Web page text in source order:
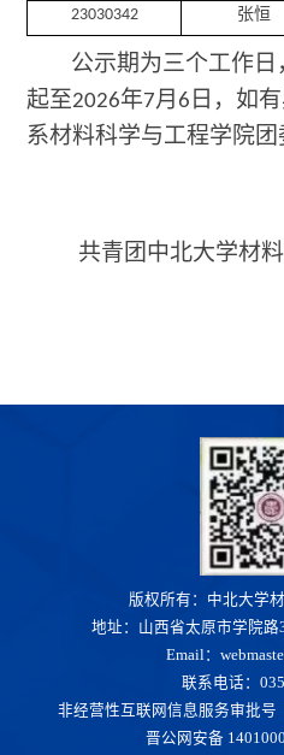
23030342
张恒
公示期为三个工作日
起至2026年7月 6 日，如
系材料科学与工程学院团
共青团中北大学材
版权所有：中北大学
地址：山西省太原市学院
Email：
联系电话：
非经营性互联网信息服务审批号
晋公网安备